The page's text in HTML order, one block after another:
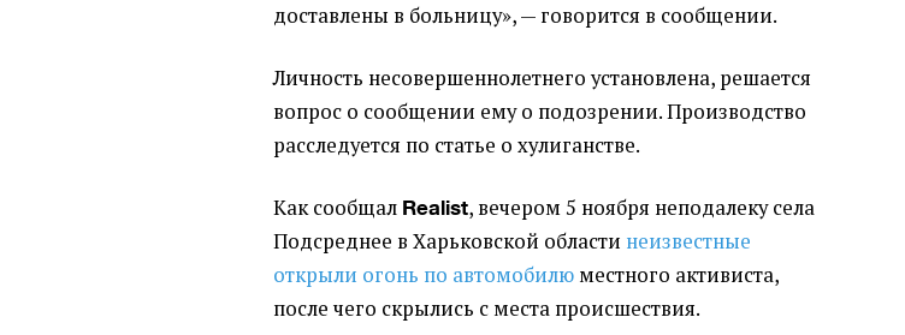
доставлены в больницу», — говорится в сообщении.
Личность несовершеннолетнего установлена, решается
вопрос о сообщении ему о подозрении. Производство
расследуется по статье о хулиганстве.
Как сообщал Realist, вечером 5 ноября неподалеку села
Подсреднее в Харьковской области неизвестные
открыли огонь по автомобилю местного активиста,
после чего скрылись с места происшествия.